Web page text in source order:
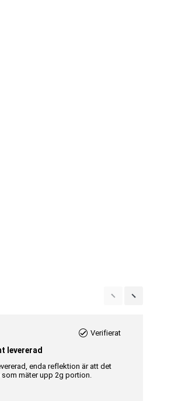
Verifierat
levererad
enda reflektion är att det
mäter upp 2g portion.